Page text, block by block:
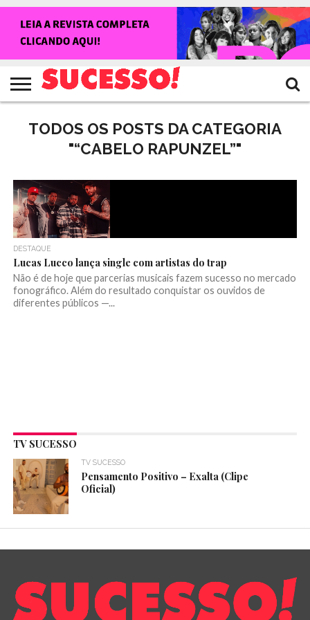
NOTÍCIAS
SHOWS
ENTREVISTAS
CLIQUES
RANKING
CROWLEY
TV
SUCESSO!
REVISTA
SUCESSO!
TODOS OS POSTS DA CATEGORIA
"“CABELO RAPUNZEL”"
DESTAQUE
Lucas Lucco lança single com artistas do trap
Não é de hoje que parcerias musicais fazem sucesso no mercado
fonográfico. Além do resultado conquistar os ouvidos de
diferentes públicos —...
TV SUCESSO
TV SUCESSO
Pensamento Positivo – Exalta (Clipe
Oficial)